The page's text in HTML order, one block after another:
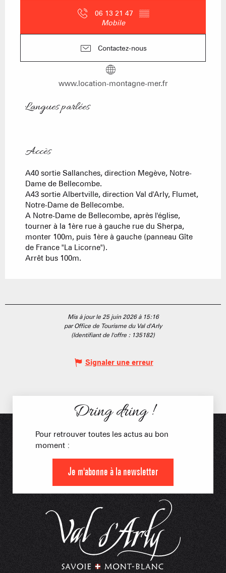
06 13 21 47 ▒▒
Mobile
Contactez-nous
www.location-montagne-mer.fr
Langues parlées
Langues parlées
Accès
Accès
A40 sortie Sallanches, direction Megève, Notre-
Dame de Bellecombe.
A43 sortie Albertville, direction Val d'Arly, Flumet,
Notre-Dame de Bellecombe.
A Notre-Dame de Bellecombe, après l'église,
tourner à la 1ère rue à gauche rue du Sherpa,
monter 100m, puis 1ère à gauche (panneau Gîte
de France "La Licorne").
Arrêt bus 100m.
Mis à jour le 25 juin 2026 à 15:16
par Office de Tourisme du Val d'Arly
(Identifiant de l'offre : 135182)
Signaler une erreur
Dring dring !
Pour retrouver toutes les actus au bon
moment :
Je m'abonne à la newsletter